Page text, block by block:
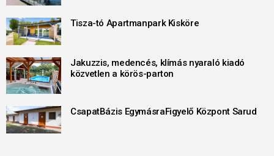
Tisza-tó Apartmanpark Kisköre
Jakuzzis, medencés, klímás nyaraló kiadó
közvetlen a körös-parton
CsapatBázis EgymásraFigyelő Központ Sarud